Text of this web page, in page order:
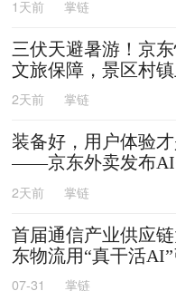
1天前 掌链
三伏天避暑游！京
文旅保障，景区村
送，机场车站行李直
2天前 掌链
装备好，用户体验
——京东外卖发布AI
2天前 掌链
首届通信产业供应
东物流用“真干活
迈入智能化时代
07-31 掌链